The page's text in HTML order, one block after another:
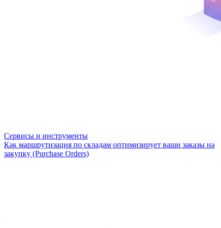
Сервисы и инструменты
Как маршрутизация по складам оптимизирует ваши заказы на
закупку (Purchase Orders)